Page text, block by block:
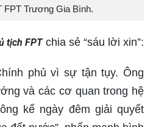
FPT Trương Gia Bình.
tịch FPTchia sẻ “sáu lời xin”:
phủ vì sự tận tụy. Ông
và các cơ quan trong hệ
kể ngày đêm giải quyết